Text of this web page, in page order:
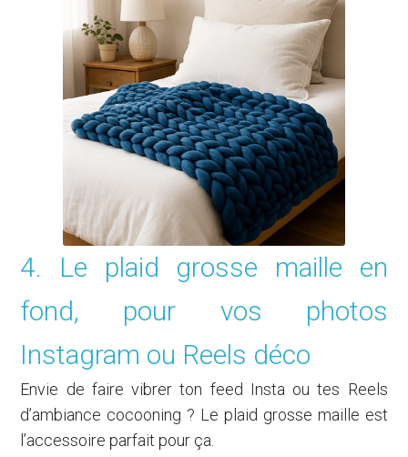
4. Le plaid grosse maille en
fond, pour vos photos
Instagram ou Reels déco
Envie de faire vibrer ton feed Insta ou tes Reels
d’ambiance cocooning ? Le plaid grosse maille est
l’accessoire parfait pour ça.